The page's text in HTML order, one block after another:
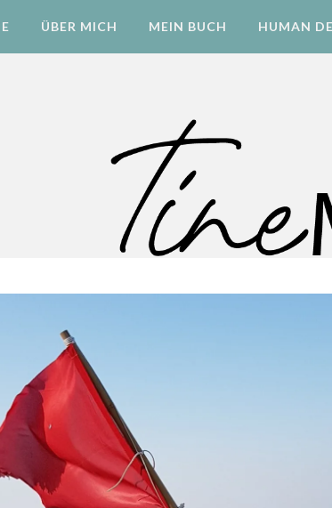
ÜBER MICH MEIN BUCH HUMAN